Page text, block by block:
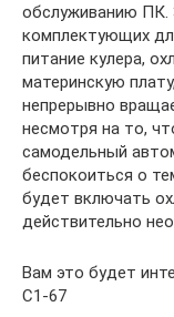
обслуживанию ПК.
комплектующих
питание кулера,
материнскую
непрерывно
несмотря на то,
самодельный
беспокоиться о
будет включать
действительно
Вам это будет
С1-67